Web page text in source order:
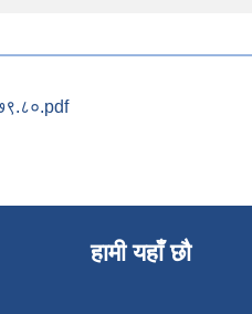
हामी यहाँ छौ